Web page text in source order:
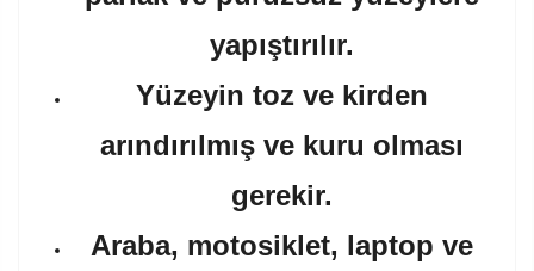
yapıştırılır.
Yüzeyin toz ve kirden
arındırılmış ve kuru olması
gerekir.
Araba, motosiklet, laptop ve